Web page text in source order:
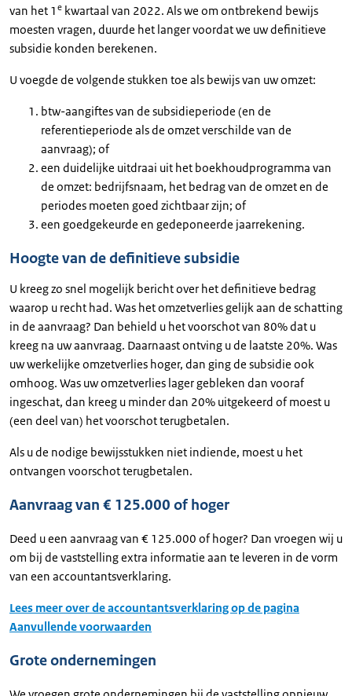
van het 1 e kwartaal van 2022. Als we om ontbrekend bewijs
moesten vragen, duurde het langer voordat we uw definitieve
subsidie konden berekenen.
U voegde de volgende stukken toe als bewijs van uw omzet:
btw-aangiftes van de subsidieperiode (en de
referentieperiode als de omzet verschilde van de
aanvraag); of
een duidelijke uitdraai uit het boekhoudprogramma van
de omzet: bedrijfsnaam, het bedrag van de omzet en de
periodes moeten goed zichtbaar zijn; of
een goedgekeurde en gedeponeerde jaarrekening.
Hoogte van de definitieve subsidie
U kreeg zo snel mogelijk bericht over het definitieve bedrag
waarop u recht had. Was het omzetverlies gelijk aan de schatting
in de aanvraag? Dan behield u het voorschot van 80% dat u
kreeg na uw aanvraag. Daarnaast ontving u de laatste 20%. Was
uw werkelijke omzetverlies hoger, dan ging de subsidie ook
omhoog. Was uw omzetverlies lager gebleken dan vooraf
ingeschat, dan kreeg u minder dan 20% uitgekeerd of moest u
(een deel van) het voorschot terugbetalen.
Als u de nodige bewijsstukken niet indiende, moest u het
ontvangen voorschot terugbetalen.
Aanvraag van € 125.000 of hoger
Deed u een aanvraag van € 125.000 of hoger? Dan vroegen wij u
om bij de vaststelling extra informatie aan te leveren in de vorm
van een accountantsverklaring.
Lees meer over de accountantsverklaring op de pagina
Aanvullende voorwaarden
Grote ondernemingen